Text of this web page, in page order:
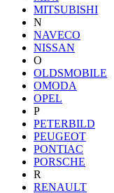
MITSUBISHI
N
NAVECO
NISSAN
O
OLDSMOBILE
OMODA
OPEL
P
PETERBILD
PEUGEOT
PONTIAC
PORSCHE
R
RENAULT